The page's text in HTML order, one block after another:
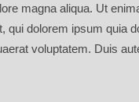
magna aliqua. Ut
dolorem ipsum quia
voluptatem. Duis